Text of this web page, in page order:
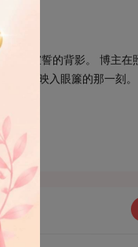
堂宣誓的背影。 博主在
的背影映入眼簾的那一刻